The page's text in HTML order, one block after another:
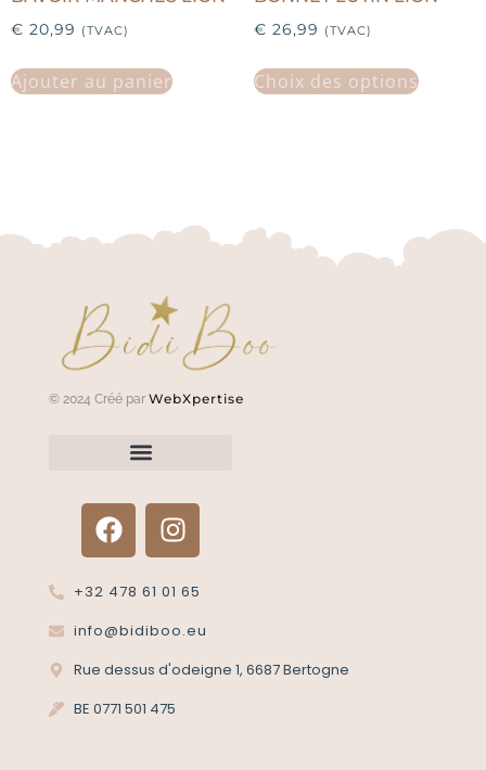
€ 20,99 (TVAC)
Ajouter au panier
€ 26,99 (TVAC)
Choix des options
© 2024 Créé par WebXpertise
+32 478 61 01 65
info@bidiboo.eu
Rue dessus d'odeigne 1, 6687 Bertogne
BE 0771 501 475